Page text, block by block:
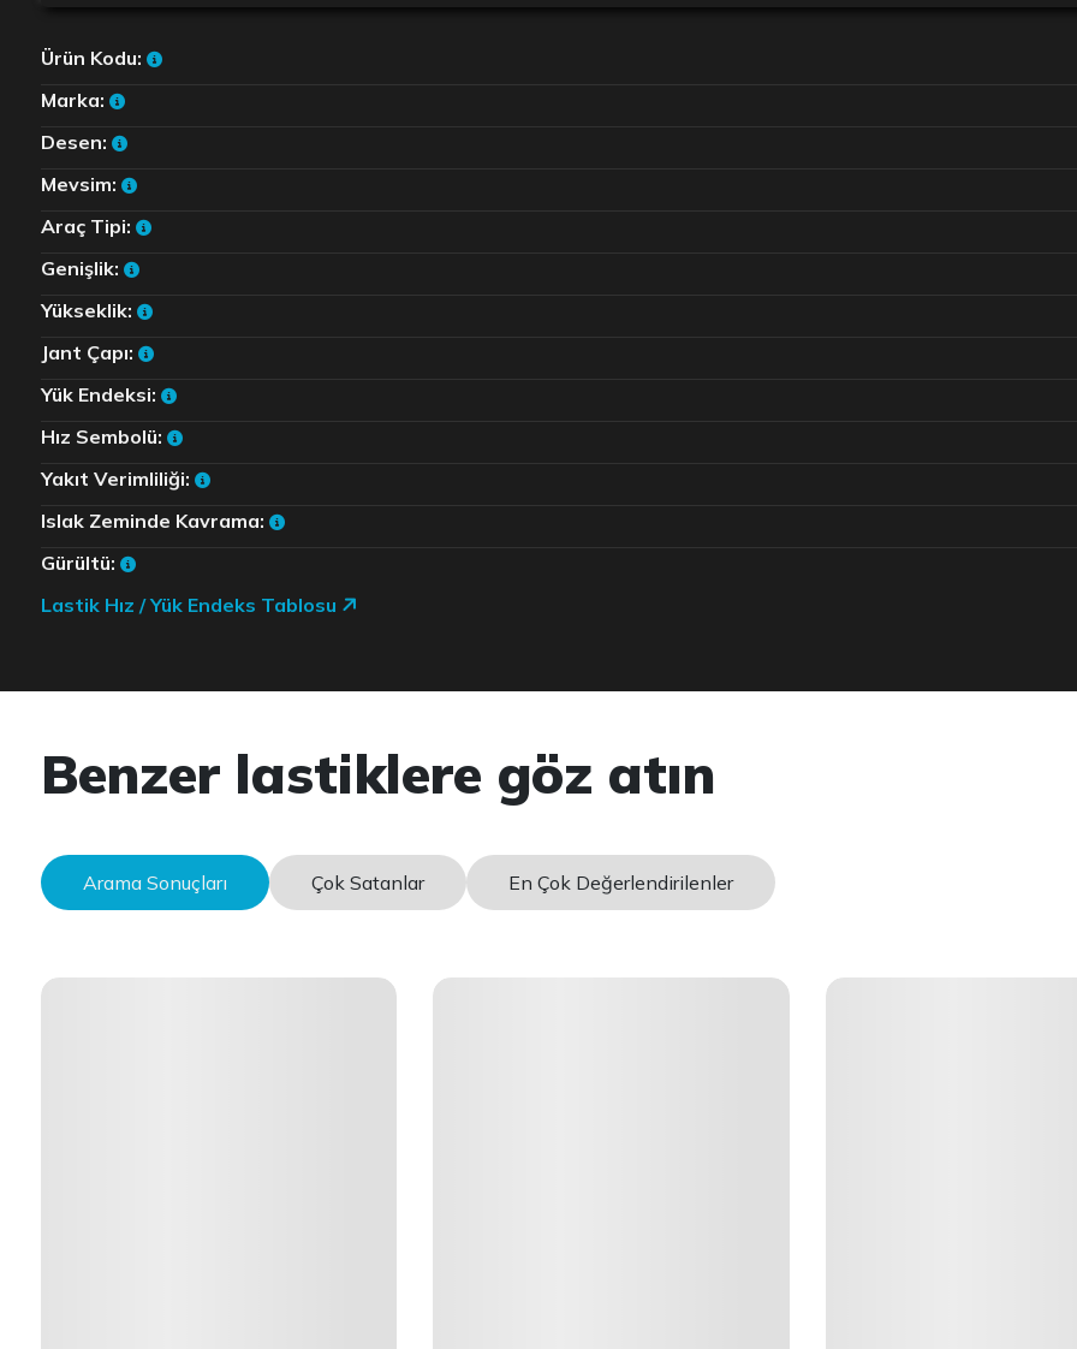
Ürün Kodu:
Marka:
Desen:
Mevsim:
Araç Tipi:
Genişlik:
Yükseklik:
Jant Çapı:
Yük Endeksi:
Hız Sembolü:
Yakıt Verimliliği:
Islak Zeminde Kavrama:
Gürültü:
Lastik Hız / Yük Endeks Tablosu
Benzer lastiklere göz atın
Arama Sonuçları Çok Satanlar En Çok Değerlendirilenler